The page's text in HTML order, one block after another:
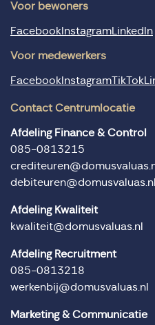
Voor bewoners
Facebook InstagramLinkedIn
Voor medewerkers
Facebook InstagramTikTok
Contact Centrumlocatie
Afdeling Finance & Control
085-0813215
debiteuren@domusvaluas.nl
Afdeling Kwaliteit
kwaliteit@domusvaluas.nl
Afdeling Recruitment
085-0813218
werkenbij@domusvaluas.nl
Marketing & Communicatie